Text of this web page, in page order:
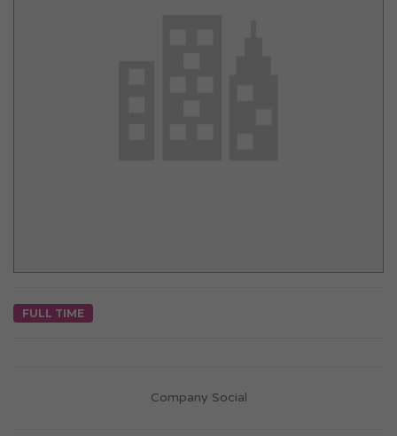
FULL TIME
Company Social